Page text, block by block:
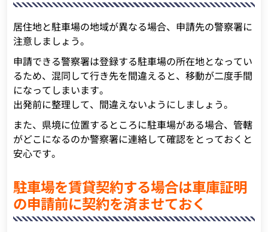
居住地と駐車場の地域が異なる場合、申請先の警察署に
注意しましょう。
申請できる警察署は登録する駐車場の所在地となってい
るため、混同して行き先を間違えると、移動が二度手間
になってしまいます。
出発前に整理して、間違えないようにしましょう。
また、県境に位置するところに駐車場がある場合、管轄
がどこになるのか警察署に連絡して確認をとっておくと
安心です。
駐車場を賃貸契約する場合は車庫証明
の申請前に契約を済ませておく